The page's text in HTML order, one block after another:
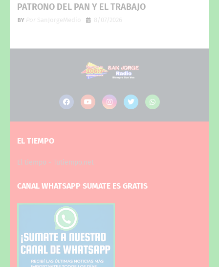
PATRONO DEL PAN Y EL TRABAJO
Por SanJorgeMedio 8/07/2026
EL TIEMPO
El tiempo - Tutiempo.net
CANAL WHATSAPP SUMATE ES GRATIS